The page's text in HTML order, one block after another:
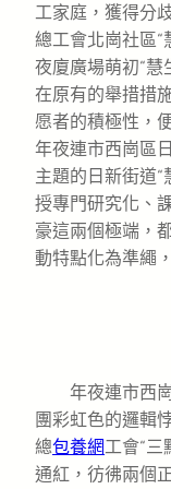
工家庭，獲得分
總工會北崗社區“
夜廈廣場萌初“慧
在原有的舉措措
愿者的積極性，
年夜連市西崗區
主題的日新街道“
授專門研究化、
豪這兩個極端，
動特點化為準繩
年夜連市西
團彩虹色的邏輯
總包養網工會“三
通紅，彷彿兩個